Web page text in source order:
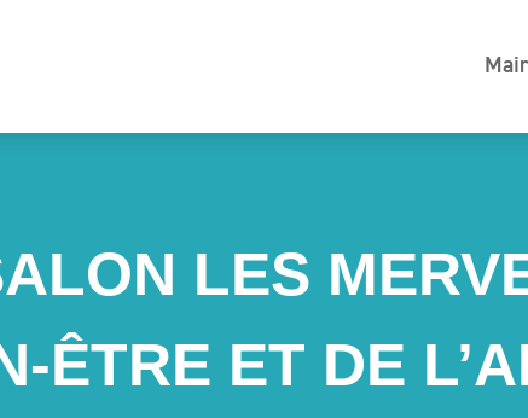
LES
ÊTRE ET DE